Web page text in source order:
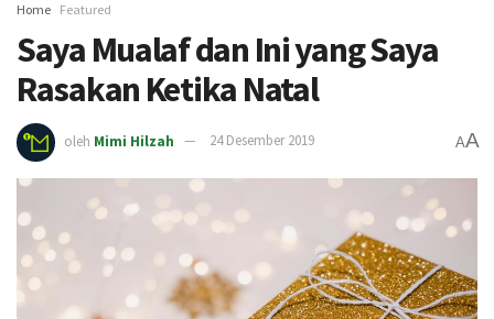
Home Featured
Saya Mualaf dan Ini yang Saya
Rasakan Ketika Natal
oleh Mimi Hilzah 24 Desember 2019 AA